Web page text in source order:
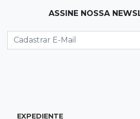
Produção artesanal
número de produtores em 67%
13:00Artigos
ASSINE NOSSA
EXPEDIENTE